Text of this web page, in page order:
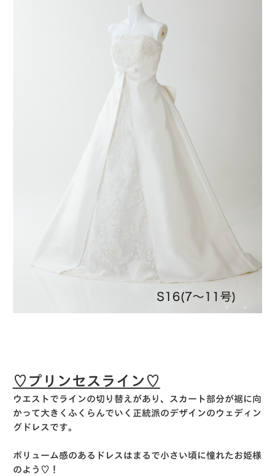
♡プリンセスライン♡
ウエストでラインの切り替えがあり、スカート部分が裾に向
かって大きくふくらんでいく正統派のデザインのウェディン
グドレスです。
ボリューム感のあるドレスはまるで小さい頃に憧れたお姫様
のよう♡！